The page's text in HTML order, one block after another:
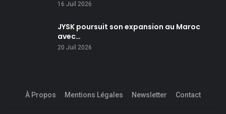
16 Juil 2026
JYSK poursuit son expansion au Maroc
avec…
20 Juil 2026
À Propos Mentions Légales Newsletter Contact